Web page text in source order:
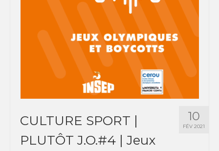
10
FÉV 2021
CULTURE SPORT |
PLUTÔT J.O.#4 | Jeux